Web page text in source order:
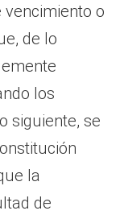
o
de lo
los
siguiente, se
la
de